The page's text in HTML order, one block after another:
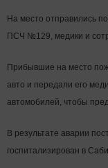
На место отправились
ПСЧ №129, медики и
Прибывшие на место
авто и передали его
автомобилей, чтобы
В результате аварии
госпитализирован в